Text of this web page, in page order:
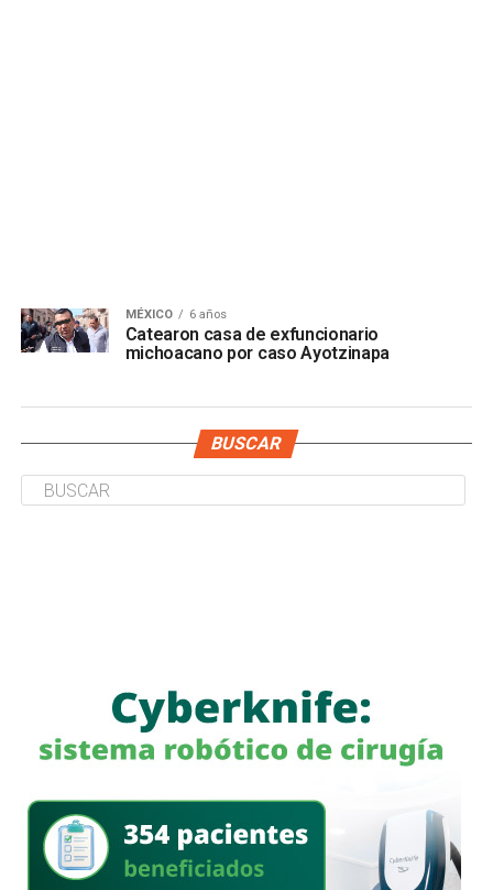
MÉXICO 6 años
Catearon casa de exfuncionario
michoacano por caso Ayotzinapa
BUSCAR